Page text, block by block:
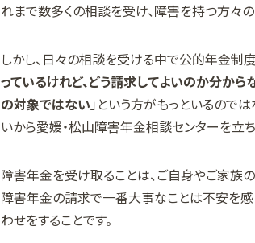
れまで数多くの相談を受け、障害を持つ方々
しかし、日々の相談を受ける中で公的年金制
っているけれど、どう請求してよいのか分から
の対象ではない 」という方がもっといるので
いから愛媛・松山障害年金相談センターを立
障害年金を受け取ることは、ご自身やご家族
障害年金の請求で一番大事なことは不安を感
わせをすることです。